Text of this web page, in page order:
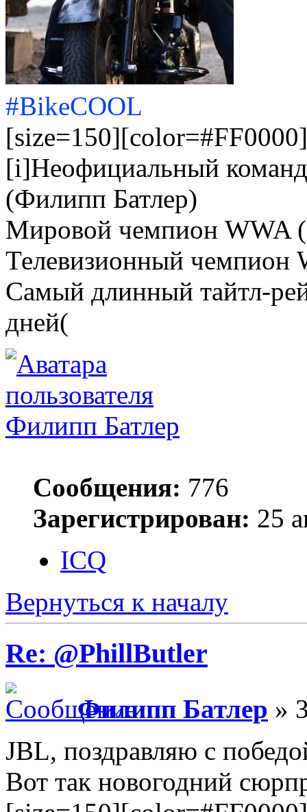
#BikeCOOL
[i]Неофициальный
(Филипп Батлер)
Мировой чемпион WWA
Телевизионный
Самый длинный тайтл-
дней(
Филипп Батлер
Сообщения: 776
Зарегистрирован: 25
ICQ
Вернуться к началу
Re: @PhillButler
Филипп Батлер »
JBL, поздравляю с
Вот так новогодний